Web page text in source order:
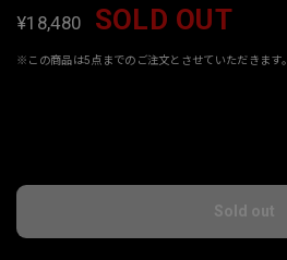
¥18,480 SOLD OUT
※この商品は5点までのご注文とさせていただきます。
Sold out